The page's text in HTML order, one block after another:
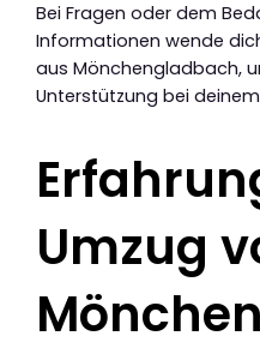
Bei Fragen oder dem
Informationen wende
aus Mönchengladbach,
Unterstützung bei
Umzug